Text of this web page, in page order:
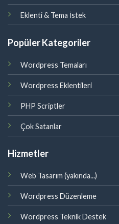
Eklenti & Tema İstek
Popüler Kategoriler
Wordpress Temaları
Wordpress Eklentileri
PHP Scriptler
Çok Satanlar
Hizmetler
Web Tasarım (yakında...)
Wordpress Düzenleme
Wordpress Teknik Destek